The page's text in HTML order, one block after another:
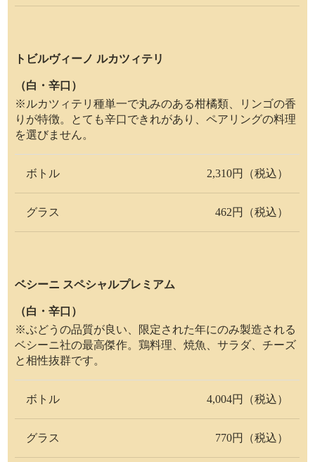
トビルヴィーノ ルカツィテリ
（白・辛口）
※ルカツィテリ種単一で丸みのある柑橘類、リンゴの香
りが特徴。とても辛口できれがあり、ペアリングの料理
を選びません。
ボトル 2,310円（税込）
グラス 462円（税込）
ベシーニ スペシャルプレミアム
（白・辛口）
※ぶどうの品質が良い、限定された年にのみ製造される
ベシーニ社の最高傑作。鶏料理、焼魚、サラダ、チーズ
と相性抜群です。
ボトル 4,004円（税込）
グラス 770円（税込）